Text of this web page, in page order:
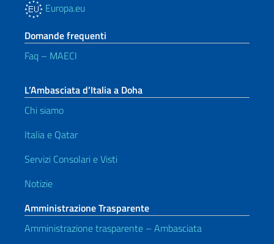
Europa.eu
Domande frequenti
Faq – MAECI
L’Ambasciata d’Italia a Doha
Chi siamo
Italia e Qatar
Servizi Consolari e Visti
Notizie
Amministrazione Trasparente
Amministrazione trasparente – Ambasciata